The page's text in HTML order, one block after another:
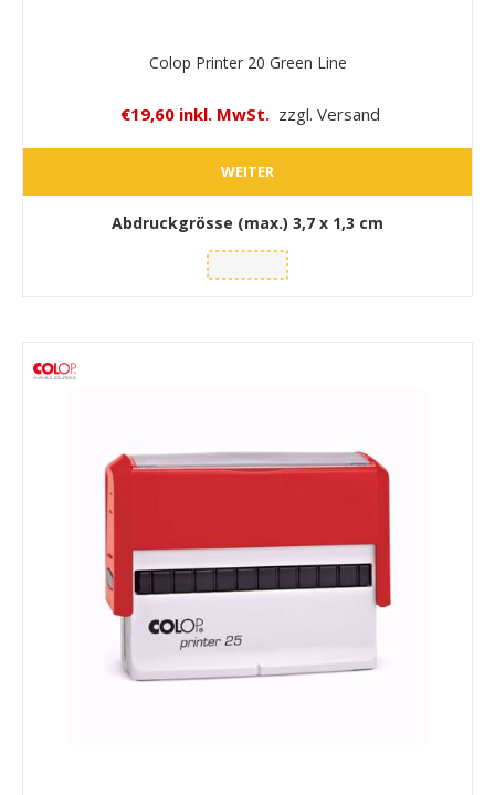
Colop Printer 20 Green Line
€19,60 inkl. MwSt. zzgl. Versand
WEITER
Abdruckgrösse (max.) 3,7 x 1,3 cm